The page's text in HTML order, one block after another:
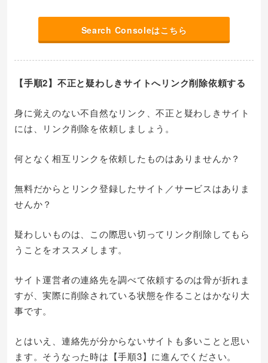
Search Consoleはこちら
【手順2】不正と疑わしきサイトへリンク削除依頼する
身に覚えのない不自然なリンク、不正と疑わしきサイト
には、リンク削除を依頼しましょう。
何となく相互リンクを依頼したものはありませんか？
無料だからとリンク登録したサイト／サービスはありま
せんか？
疑わしいものは、この際思い切ってリンク削除してもら
うことをオススメします。
サイト運営者の連絡先を調べて依頼するのは骨が折れま
すが、実際に削除されている状態を作ることはかなり大
事です。
とはいえ、連絡先が分からないサイトも多いことと思い
ます。そうなった時は【手順3】に進んでください。